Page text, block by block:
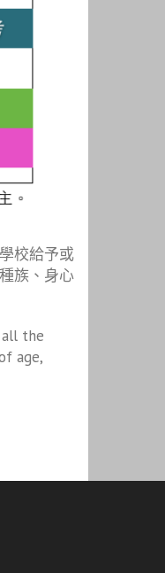
校給予或
族、身心
all the
age,